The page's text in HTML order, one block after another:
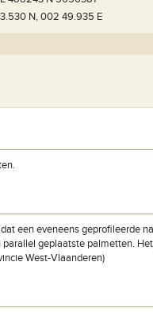
N, 002 49.935 E
een eveneens geprofileerde
geplaatste palmetten.
West-Vlaanderen)